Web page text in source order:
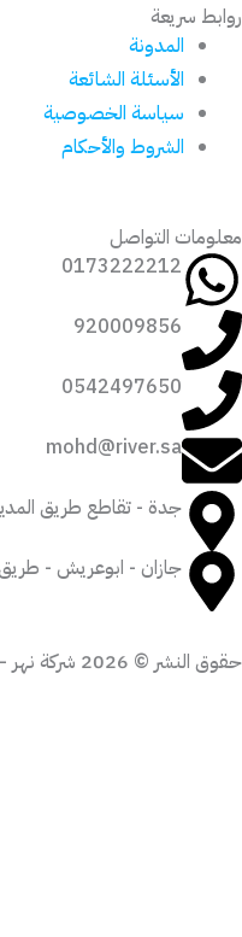
روابط سريعة
المدونة
الأسئلة الشائعة
سياسة الخصوصية
الشروط والأحكام
معلومات التواصل
0173222212
920009856
0542497650
mohd@river.sa
جدة - تقاطع طريق المدينة
جازان - ابوعريش -
حقوق النشر © 2026 شركة نهر – River HVAC . جميع الحقوق محفوظة. | من تصميم وتطوير